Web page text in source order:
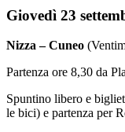
Giovedì 23
Nizza – Cuneo
Partenza ore 8,30 da
Spuntino libero e
le bici) e partenza per